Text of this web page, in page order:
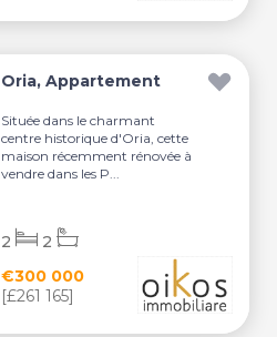
Oria, Appartement
Située dans le charmant
centre historique d'Oria, cette
maison récemment rénovée à
vendre dans les P...
€300 000
[£261 165]
2 2